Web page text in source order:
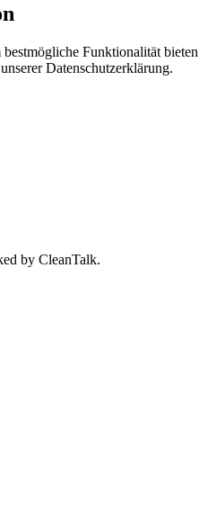
Funktionalität bieten
Datenschutzerklärung.
by CleanTalk.